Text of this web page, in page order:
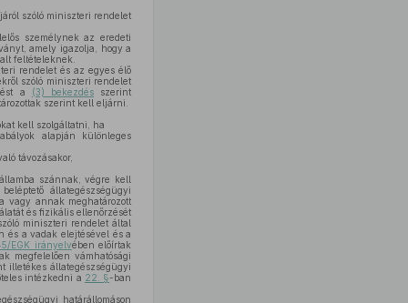
szóló miniszteri rendelet
személynek az eredeti
amely igazolja, hogy a
feltételeknek.
rendelet és az egyes élő
szóló miniszteri rendelet
a
(3) bekezdésszerint
szerint kell eljárni.
kell szolgáltatni, ha
alapján különleges
távozásakor,
szánnak, végre kell
állategészségügyi
vagy annak meghatározott
és fizikális ellenőrzését
miniszteri rendelet által
és a vadak elejtésével és a
EGK irányelvében előírtak
megfelelően vámhatósági
illetékes állategészségügyi
intézkedni a 22. §-ban
határállomáson